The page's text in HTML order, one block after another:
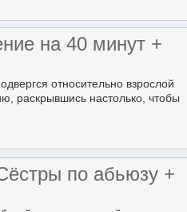
на 40 минут +
относительно взрослой
раскрывшись настолько, чтобы
по абьюзу +